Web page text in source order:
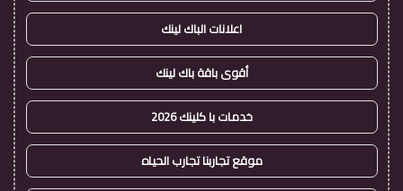
اعلانات الباك لينك
أقوى باقة باك لينك
خدمات با كلينك 2026
موقع تجاربنا تجارب الحياه